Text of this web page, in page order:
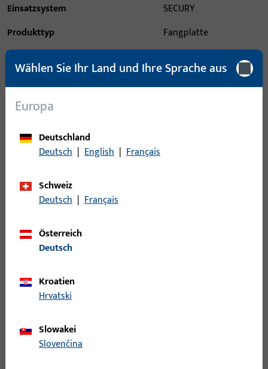
Einsatzsystem
SECURY
Produkttyp
Fangplatte
Verpackungseinheit
Bitte melden Sie sich mit Ihren Kundendaten an um eine
Wählen Sie Ihr Land und Ihre Sprache aus
Europa
Deutschland
Deutsch | English | Français
Schweiz
Deutsch | Français
Österreich
Deutsch
Kroatien
Hrvatski
Slowakei
Slovenčina